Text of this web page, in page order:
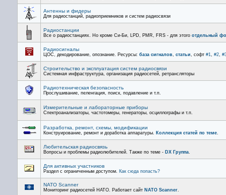
Антенны и фидеры
Для радиостанций, радиоприемников и систем радиосвязи
Радиостанции
Все о радиостанциях. Но кроме Си-Би, LPD, PMR, FRS - для этого отдельный
Радиосигналы
ЦОС, декодирование, опознание. Ресурсы: база сигналов, статьи, софт #1, #2,
Строительство и эксплуатация систем радиосвязи
Системная инфраструктура, организация радиосетей, ретрансляторы
Радиотехническая безопасность
Прослушивание, пеленгация, поиск, подавление и т.п.
Измерительные и лабораторные приборы
Спектроанализаторы, частотомеры, генераторы, осциллографы и т.п.
Разработка, ремонт, схемы, модификации
Конструирование, ремонт и доработка аппаратуры. Коллекция статей по теме.
Любительская радиосвязь
Вопросы и проблемы радиолюбителей. Также по теме - DX Группа.
Для активных участников
Раздел с ограниченным доступом. Как сюда попасть?
NATO Scanner
Мониторинг радиосетей НАТО. Работает сайт NATO Scanner.